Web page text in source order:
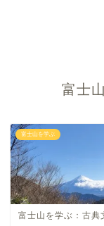
富士
富士山を学ぶ
富士山を学ぶ：古典